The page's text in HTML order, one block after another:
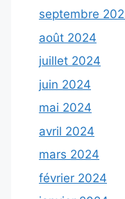
septembre
août 2024
juillet 2024
juin 2024
mai 2024
avril 2024
mars 2024
février 2024